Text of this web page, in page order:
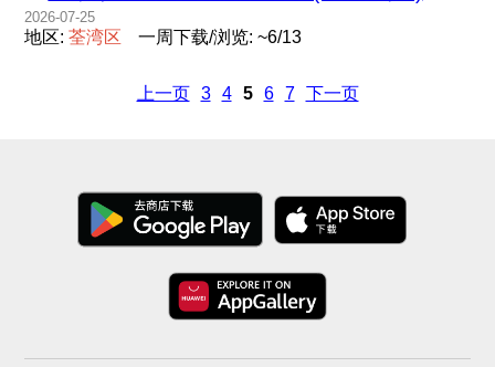
2026-07-25
地区:荃湾区 一周下载/浏览: ~6/13
上一页 3 4 5 6 7 下一页